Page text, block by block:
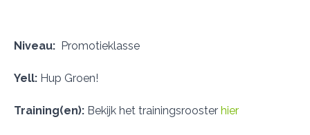
Niveau: Promotieklasse
Yell: ​​​​​​​Hup Groen!
Training(en): Bekijk het trainingsrooster hier